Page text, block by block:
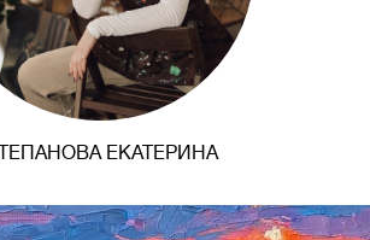
ЕКАТЕРИНА